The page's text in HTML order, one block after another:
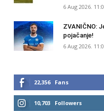
6 Aug 2026.
ZVANIČNO:
pojačanje!
6 Aug 2026.
22,356 Fans
10,703 Followers